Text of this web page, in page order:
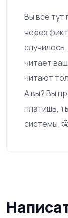
Вы все тут
через
читает
читают
А вы? Вы
платишь,
системы.